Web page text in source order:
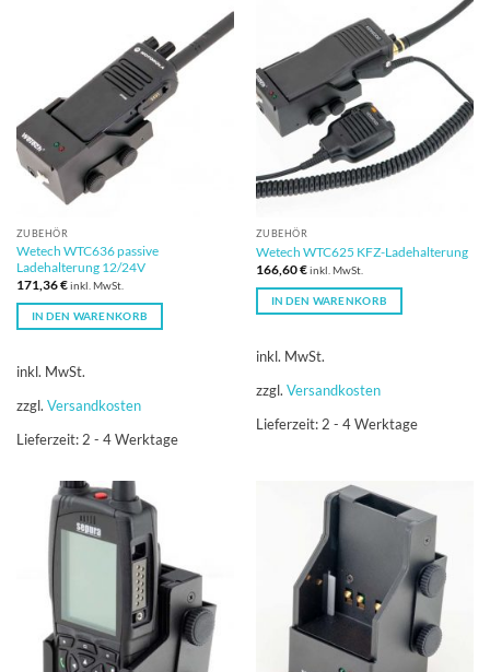
ZUBEHÖR
Wetech WTC636 passive
Ladehalterung 12/24V
171,36€inkl. MwSt.
IN DEN WARENKORB
inkl. MwSt.
zzgl. Versandkosten
Lieferzeit:2 - 4 Werktage
ZUBEHÖR
Wetech WTC625 KFZ-Ladehalterung
166,60€inkl. MwSt.
IN DEN WARENKORB
inkl. MwSt.
zzgl. Versandkosten
Lieferzeit:2 - 4 Werktage